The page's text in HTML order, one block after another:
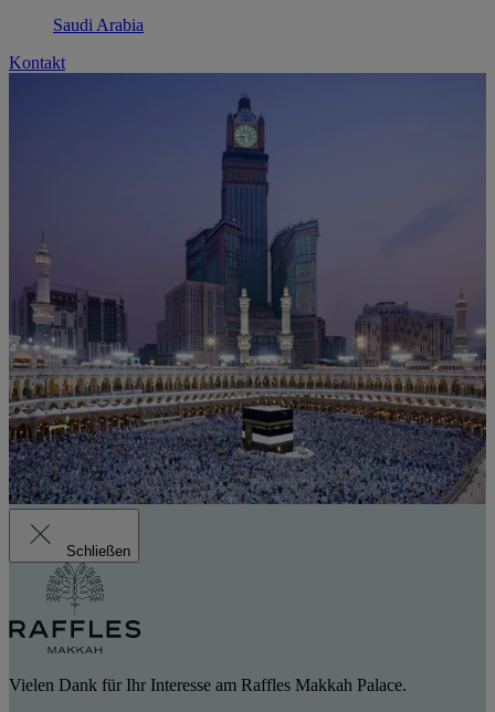
Saudi Arabia
Kontakt
Schließen
Vielen Dank für Ihr Interesse am Raffles Makkah Palace.